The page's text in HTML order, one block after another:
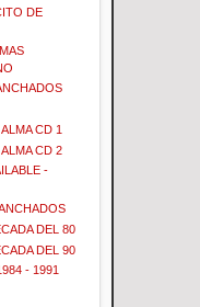
DE
CD 1
CD 2
-
DEL 80
DEL 90
- 1991